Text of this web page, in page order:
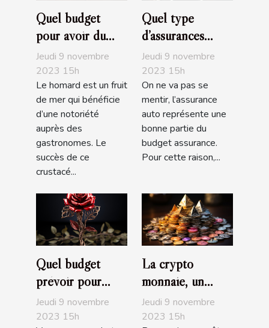
Quel budget
pour avoir du
bon homard?
Jeudi 9 novembre
2023 15h
Le homard est un fruit
de mer qui bénéficie
d’une notoriété
auprès des
gastronomes. Le
succès de ce
crustacé...
Quel type
d’assurances
choisir pour sa
voiture ?
Jeudi 9 novembre
2023 15h
On ne va pas se
mentir, l’assurance
auto représente une
bonne partie du
budget assurance.
Pour cette raison,...
Quel budget
prévoir pour
l’achat d’une rose
éternelle ?
Jeudi 9 novembre
2023 15h
La crypto
monnaie, un
choix
d’investissement,
Jeudi 9 novembre
2023 15h